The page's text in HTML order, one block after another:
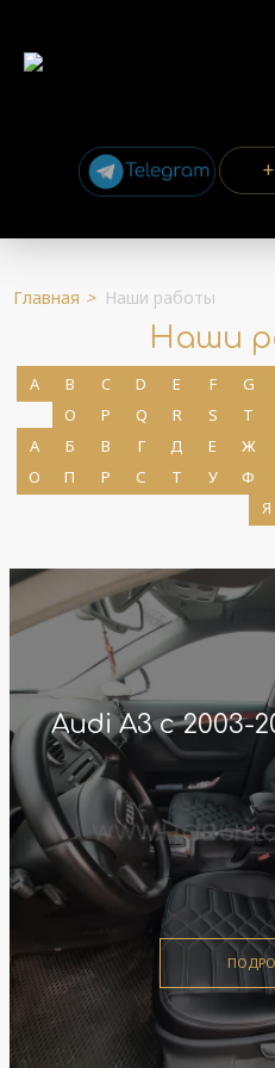
Главная > Наши работы
Наши
A B C D E F G
O
P Q R S T
А
Б В Г Д Е Ж
О
П Р С Т У Ф
Я
Audi A3 с 2003-